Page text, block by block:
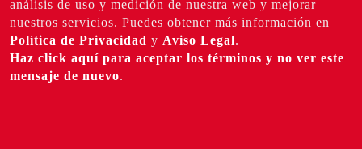
Top|© 2026 IU Madrid
TUIZQUIERDA |
Política de privacidad
análisis de uso y medición de nuestra web y mejorar
nuestros servicios. Puedes obtener más información en
Política de Privacidad y Aviso Legal.
Haz click aquí para aceptar los términos y no ver este
mensaje de nuevo.